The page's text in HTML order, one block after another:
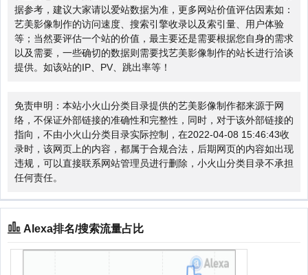
据参考，建议大家请以爱站数据为准，更多网站价值评估因素如：
艺美影像制作的访问速度、搜索引擎收录以及索引量、用户体验
等；当然要评估一个站的价值，最主要还是需要根据您自身的需求
以及需要，一些确切的数据则需要找艺美影像制作的站长进行洽谈
提供。如该站的IP、PV、跳出率等！
免责申明：本站小火山分类目录提供的艺美影像制作都来源于网
络，不保证外部链接的准确性和完整性，同时，对于该外部链接的
指向，不由小火山分类目录实际控制，在2022-04-08 15:46:43收
录时，该网页上的内容，都属于合规合法，后期网页的内容如出现
违规，可以直接联系网站管理员进行删除，小火山分类目录不承担
任何责任。
Alexa排名/搜索流量占比